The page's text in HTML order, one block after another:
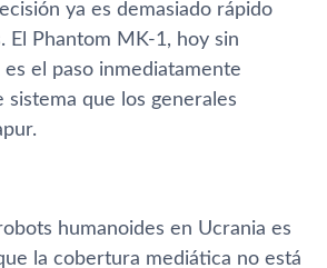
ya es demasiado rápido
El Phantom MK-1, hoy sin
el paso inmediatamente
que los generales
humanoides en Ucrania es
la cobertura mediática no está